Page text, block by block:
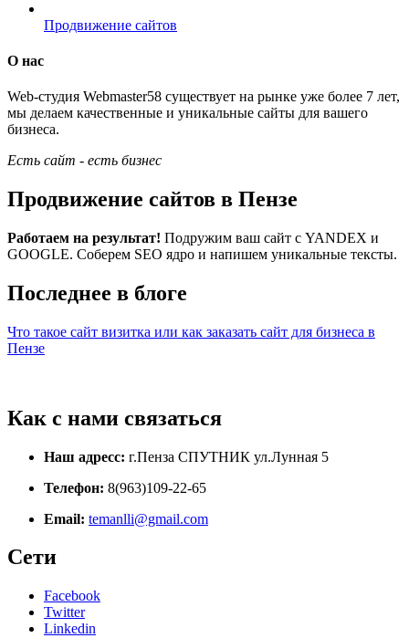
Продвижение сайтов
О нас
Web-студия Webmaster58 существует на рынке уже более 7 лет,
мы делаем качественные и уникальные сайты для вашего
бизнеса.
Есть сайт - есть бизнес
Продвижение сайтов в Пензе
Работаем на результат! Подружим ваш сайт с YANDEX и
GOOGLE. Соберем SEO ядро и напишем уникальные тексты.
Последнее в блоге
Что такое сайт визитка или как заказать сайт для бизнеса в
Пензе
Как с нами связаться
Наш адресс: г.Пенза СПУТНИК ул.Лунная 5
Телефон: 8(963)109-22-65
Email: temanlli@gmail.com
Сети
Facebook
Twitter
Linkedin